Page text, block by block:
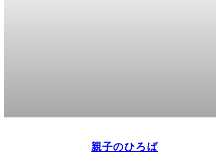
親子のひろば